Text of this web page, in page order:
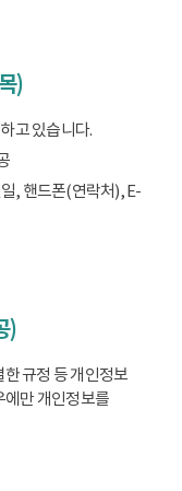
)
고 있습니다.
, 핸드폰(연락처), E-
)
규정 등 개인정보
에만 개인정보를